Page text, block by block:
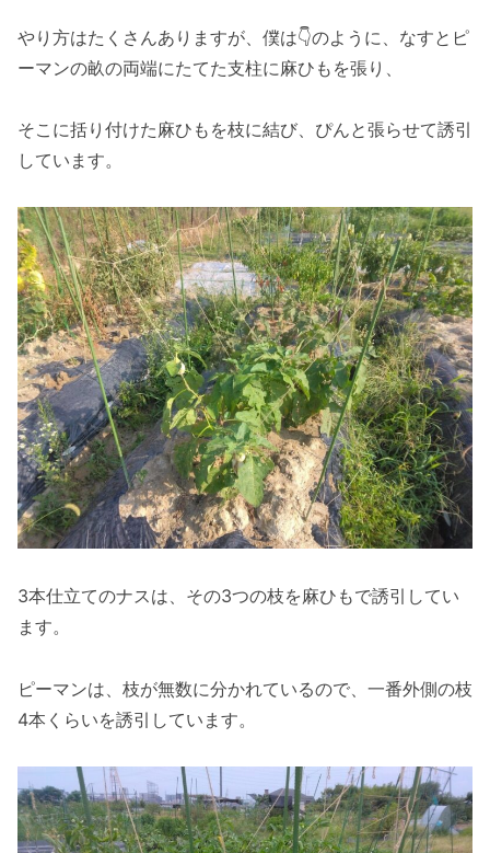
やり方はたくさんありますが、僕は👇のように、なすとピ
ーマンの畝の両端にたてた支柱に麻ひもを張り、
そこに括り付けた麻ひもを枝に結び、ぴんと張らせて誘引
しています。
3本仕立てのナスは、その3つの枝を麻ひもで誘引してい
ます。
ピーマンは、枝が無数に分かれているので、一番外側の枝
4本くらいを誘引しています。